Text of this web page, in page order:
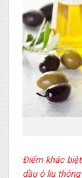
Điểm khác
dầu ô liu